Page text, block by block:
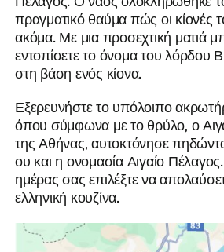
πραγματικό θαύμα πώς οι κίονές
ακόμα. Με μια προσεχτική ματιά
εντοπίσετε το όνομα του λόρδου
στη βάση ενός κίονα.
Εξερευνήστε το υπόλοιπο
όπου σύμφωνα με το θρύλο, ο
της Αθήνας, αυτοκτόνησε
ου και η ονομασία Αιγαίο
ημέρας σας επιλέξτε να
ελληνική κουζίνα.